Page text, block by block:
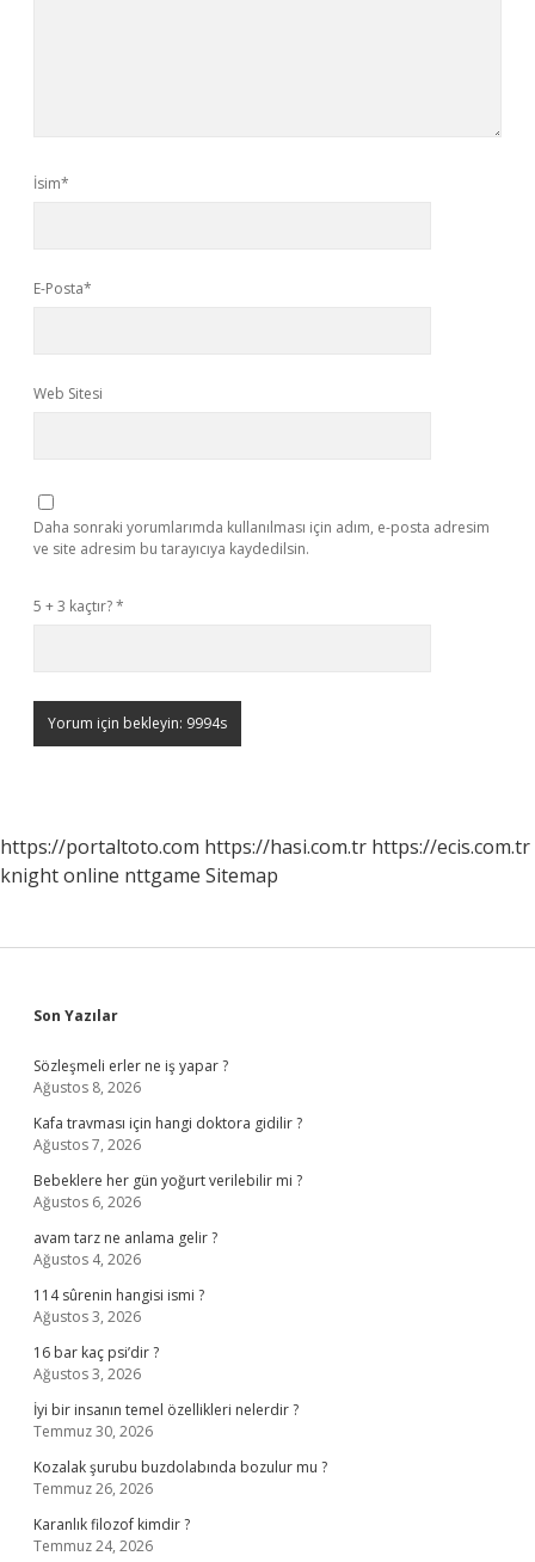
İsim*
E-Posta*
Web Sitesi
Daha sonraki yorumlarımda kullanılması için adım, e-posta adresim
ve site adresim bu tarayıcıya kaydedilsin.
5 + 3 kaçtır?*
https://portaltoto.com https://hasi.com.tr https://ecis.com.tr
knight online nttgame Sitemap
Sidebar
Son Yazılar
Sözleşmeli erler ne iş yapar ?
Ağustos 8, 2026
Kafa travması için hangi doktora gidilir ?
Ağustos 7, 2026
Bebeklere her gün yoğurt verilebilir mi ?
Ağustos 6, 2026
avam tarz ne anlama gelir ?
Ağustos 4, 2026
114 sûrenin hangisi ismi ?
Ağustos 3, 2026
16 bar kaç psi’dir ?
Ağustos 3, 2026
İyi bir insanın temel özellikleri nelerdir ?
Temmuz 30, 2026
Kozalak şurubu buzdolabında bozulur mu ?
Temmuz 26, 2026
Karanlık filozof kimdir ?
Temmuz 24, 2026